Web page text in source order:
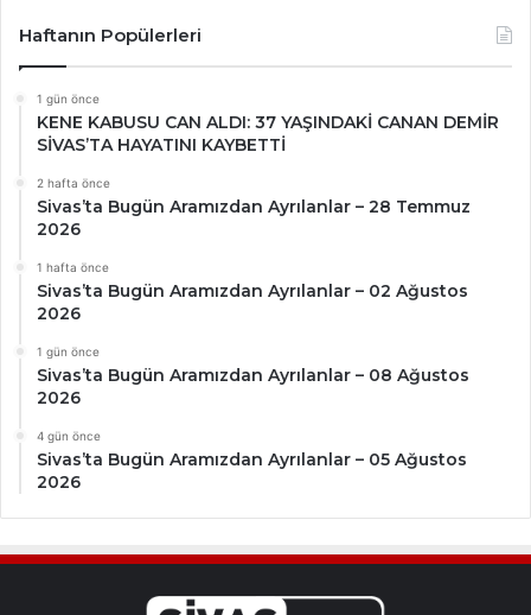
Haftanın Popülerleri
1 gün önce
KENE KABUSU CAN ALDI: 37 YAŞINDAKİ CANAN DEMİR
SİVAS’TA HAYATINI KAYBETTİ
2 hafta önce
Sivas’ta Bugün Aramızdan Ayrılanlar – 28 Temmuz
2026
1 hafta önce
Sivas’ta Bugün Aramızdan Ayrılanlar – 02 Ağustos
2026
1 gün önce
Sivas’ta Bugün Aramızdan Ayrılanlar – 08 Ağustos
2026
4 gün önce
Sivas’ta Bugün Aramızdan Ayrılanlar – 05 Ağustos
2026